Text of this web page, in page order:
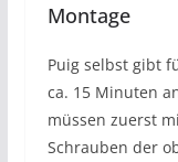
Montage
Puig selbst gibt
ca. 15 Minuten
müssen zuerst
Schrauben der